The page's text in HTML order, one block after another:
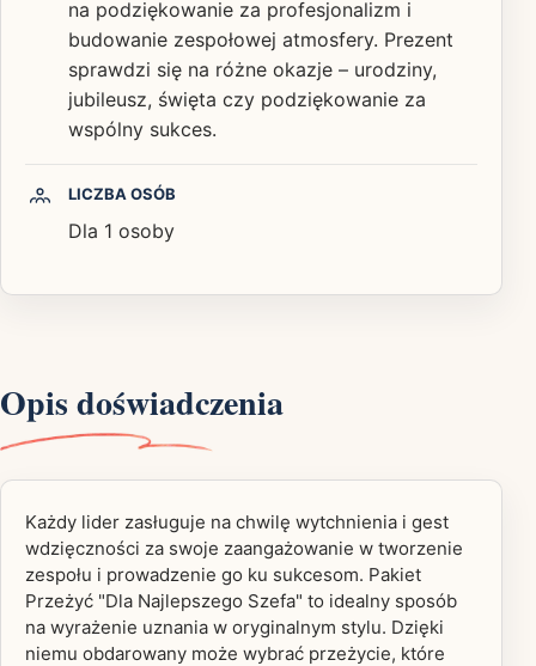
na podziękowanie za profesjonalizm i
budowanie zespołowej atmosfery. Prezent
sprawdzi się na różne okazje – urodziny,
jubileusz, święta czy podziękowanie za
wspólny sukces.
LICZBA OSÓB
Dla 1 osoby
Opis doświadczenia
Każdy lider zasługuje na chwilę wytchnienia i gest
wdzięczności za swoje zaangażowanie w tworzenie
zespołu i prowadzenie go ku sukcesom. Pakiet
Przeżyć "Dla Najlepszego Szefa" to idealny sposób
na wyrażenie uznania w oryginalnym stylu. Dzięki
niemu obdarowany może wybrać przeżycie, które